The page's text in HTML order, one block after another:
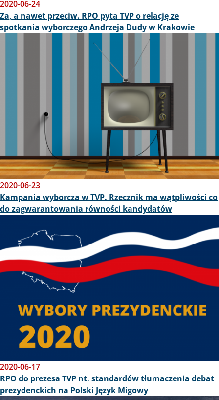
2020-06-24
Za, a nawet przeciw. RPO pyta TVP o relację ze
spotkania wyborczego Andrzeja Dudy w Krakowie
2020-06-23
Kampania wyborcza w TVP. Rzecznik ma wątpliwości co
do zagwarantowania równości kandydatów
2020-06-17
RPO do prezesa TVP nt. standardów tłumaczenia debat
prezydenckich na Polski Język Migowy